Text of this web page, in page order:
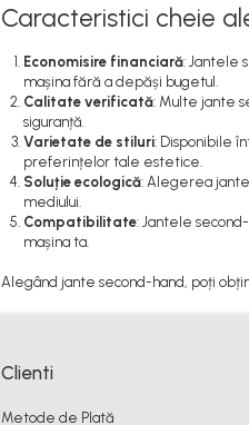
Caracteristici cheie
Economisire financiară: Jantele
mașina fără a depăși bugetul.
Calitate verificată: Multe jante
siguranță.
Varietate de stiluri: Disponibile
preferințelor tale estetice.
Soluție ecologică: Alegerea
mediului.
Compatibilitate: Jantele
mașina ta.
Alegând jante second-hand, poți
Clienti
Metode de Plată